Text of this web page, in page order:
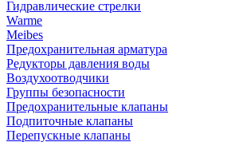
Гидравлические стрелки
Warme
Meibes
Предохранительная арматура
Редукторы давления воды
Воздухоотводчики
Группы безопасности
Предохранительные клапаны
Подпиточные клапаны
Перепускные клапаны